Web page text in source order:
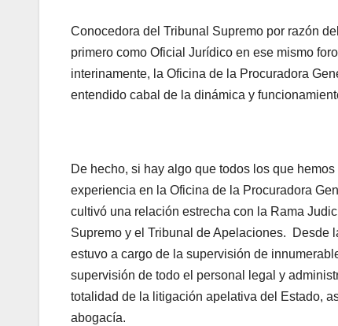
Conocedora del Tribunal Supremo por razón
primero como Oficial Jurídico en ese mismo
interinamente, la Oficina de la Procuradora
entendido cabal de la dinámica y
De hecho, si hay algo que todos los que
experiencia en la Oficina de la Procuradora
cultivó una relación estrecha con la Rama
Supremo y el Tribunal de Apelaciones. Desde
estuvo a cargo de la supervisión de
supervisión de todo el personal legal y
totalidad de la litigación apelativa del Estado,
abogacía.